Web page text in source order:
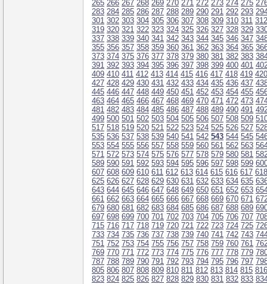
265 266 267 268 269 270 271 272 273 274 275
283 284 285 286 287 288 289 290 291 292 293
301 302 303 304 305 306 307 308 309 310 311 312
319 320 321 322 323 324 325 326 327 328 329
337 338 339 340 341 342 343 344 345 346 347
355 356 357 358 359 360 361 362 363 364 365
373 374 375 376 377 378 379 380 381 382 383
391 392 393 394 395 396 397 398 399 400 401
409 410 411 412 413 414 415 416 417 418 419 420
427 428 429 430 431 432 433 434 435 436 437
445 446 447 448 449 450 451 452 453 454 455
463 464 465 466 467 468 469 470 471 472 473
481 482 483 484 485 486 487 488 489 490 491
499 500 501 502 503 504 505 506 507 508 509
517 518 519 520 521 522 523 524 525 526 527
535 536 537 538 539 540 541 542 543 544 545
553 554 555 556 557 558 559 560 561 562 563
571 572 573 574 575 576 577 578 579 580 581
589 590 591 592 593 594 595 596 597 598 599
607 608 609 610 611 612 613 614 615 616 617 618
625 626 627 628 629 630 631 632 633 634 635
643 644 645 646 647 648 649 650 651 652 653
661 662 663 664 665 666 667 668 669 670 671
679 680 681 682 683 684 685 686 687 688 689
697 698 699 700 701 702 703 704 705 706 707
715 716 717 718 719 720 721 722 723 724 725
733 734 735 736 737 738 739 740 741 742 743
751 752 753 754 755 756 757 758 759 760 761
769 770 771 772 773 774 775 776 777 778 779
787 788 789 790 791 792 793 794 795 796 797
805 806 807 808 809 810 811 812 813 814 815 816
823 824 825 826 827 828 829 830 831 832 833